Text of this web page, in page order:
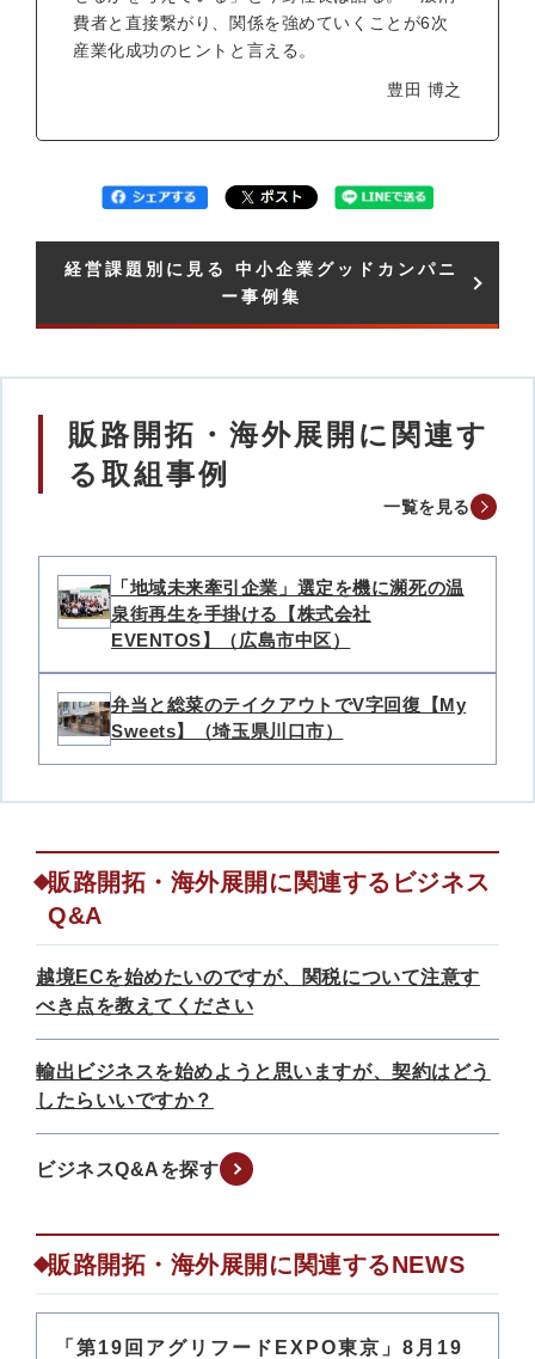
費者と直接繋がり、関係を強めていくことが6次
産業化成功のヒントと言える。
豊田 博之
経営課題別に見る 中小企業グッドカンパニ
ー事例集​
販路開拓・海外展開に関連す
る取組事例
一覧を見る
「地域未来牽引企業」選定を機に瀕死の温
泉街再生を手掛ける【株式会社
EVENTOS】（広島市中区）
弁当と総菜のテイクアウトでV字回復【My
Sweets】（埼玉県川口市）
販路開拓・海外展開に関連するビジネス
Q&A
越境ECを始めたいのですが、関税について注意す
べき点を教えてください
輸出ビジネスを始めようと思いますが、契約はどう
したらいいですか？
ビジネスQ&Aを探す
販路開拓・海外展開に関連するNEWS
「第19回アグリフードEXPO東京」8月19